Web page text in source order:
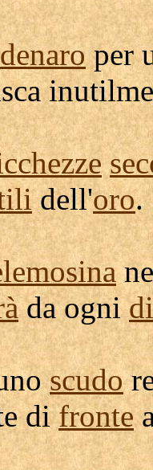
denaroper
dell'oro.
da ogni
scudo
difronte